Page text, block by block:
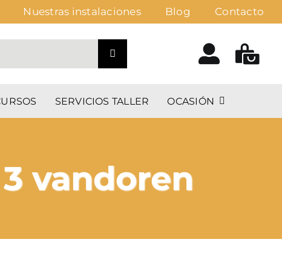
Nuestras instalaciones Blog Contacto
SERVICIOS TALLER OCASIÓN
vandoren